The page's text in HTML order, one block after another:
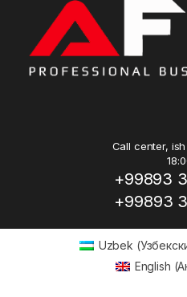
Call center,
+99893
+99893
Uzbek (
English (